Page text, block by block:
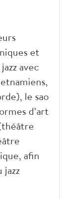
et
avec
le sao
d’art
afin
jazz